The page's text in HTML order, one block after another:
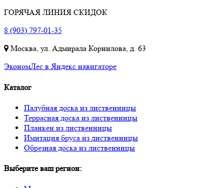
ГОРЯЧАЯ ЛИНИЯ СКИДОК
8 (903) 797-01-35
Москва, ул. Адмирала Корнилова, д. 63
ЭкономЛес в Яндекс навигаторе
Каталог
Палубная доска из лиственницы
Террасная доска из лиственницы
Планкен из лиственницы
Имитация бруса из лиственницы
Обрезная доска из лиственницы
Выберите ваш регион: